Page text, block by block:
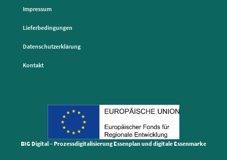
Impressum
Lieferbedingungen
Datenschutzerklärung
Kontakt
BIG Digital – Prozessdigitalisierung Essenplan und digitale Essenmarke